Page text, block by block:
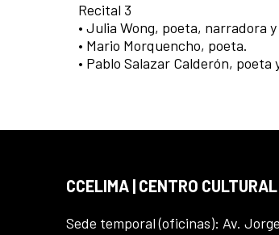
Recital 3
• Julia Wong, poeta, narradora
• Mario Morquencho, poeta.
• Pablo Salazar Calderón, poeta
CCELIMA | CENTRO
Sede temporal (oficinas): Av.